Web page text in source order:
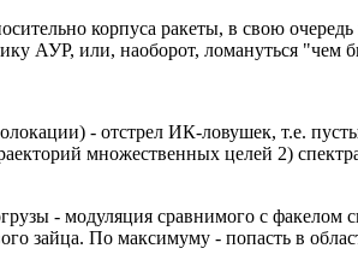
корпуса ракеты, в свою
АУР, или, наоборот, ломануться "чем
- отстрел ИК-ловушек, т.е.
множественных целей 2)
- модуляция сравнимого с факелом
зайца. По максимуму - попасть в